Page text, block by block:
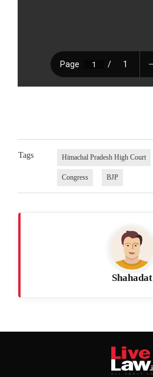
Tags Himachal Pradesh High Court
Congress BJP
Shahadat